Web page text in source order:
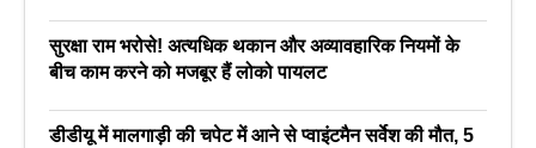
सुरक्षा राम भरोसे! अत्यधिक थकान और अव्यावहारिक नियमों के
बीच काम करने को मजबूर हैं लोको पायलट
डीडीयू में मालगाड़ी की चपेट में आने से प्वाइंटमैन सर्वेश की मौत, 5